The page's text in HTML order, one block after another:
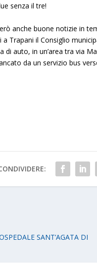
senza il tre!
anche buone notizie in
a Trapaniil Consiglio
di auto, in un’area tra via
da un servizio bus
SANT’AGATA DI